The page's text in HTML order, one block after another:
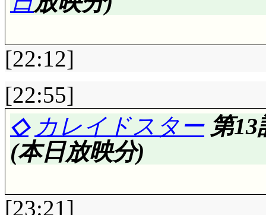
について, 今回謎が明
ら「妄想」の部分があ
由付けられませんか?
ル!」っていう科学の決
ないと思うんですけど
ヌスを引き寄せ, 一気
を拡散発射。ウルヴ
のかと思いましたが,
せているようです。
進弾の直撃もあるか
ルヴァーナにも降り
負傷。うわ, ヤバいよ
ヤバいよー。
たファミレスではな
持っていないという,
齢者や地方人……も
ってるんですね。融
介。あ, でもラーメン
なんて量を注文した
っけ。そういうチェ
し, まだ来ていない/喰
ジットは全て初見。
り来るモノ」が発表
CD「ラヂオ天地
せん。
評価……☆☆☆☆☆(前回
まずいきなり余談。
得したステルヴィア
ーぽんあげる。」と
[22:12]
[22:55]
◇ カレイドスター第13
(本日放映分)
[23:21]